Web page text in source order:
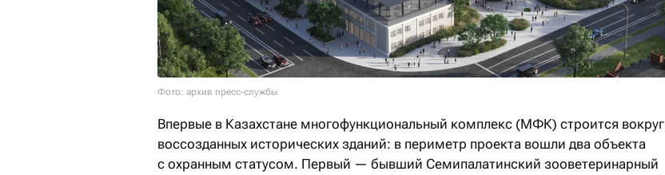
Фото: архив пресс-службы
Впервые в Казахстане многофункциональный комплекс (МФК) строится вокруг
воссозданных исторических зданий: в периметр проекта вошли два объекта
с охранным статусом. Первый — бывший Семипалатинский зооветеринарный